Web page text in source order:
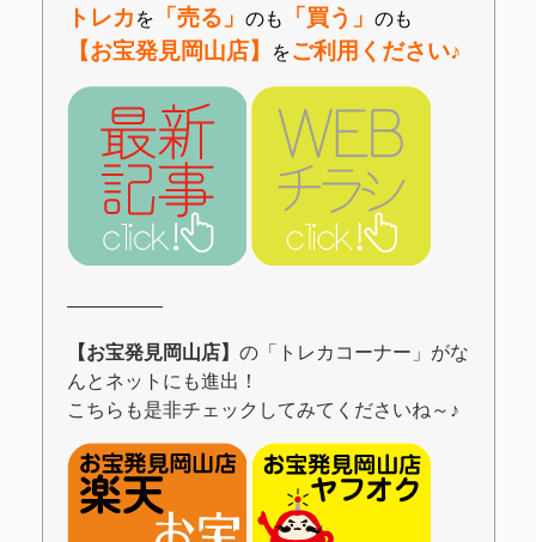
トレカ を 「売る」 のも 「買う」 のも
【お宝発見岡山店】 をご利用ください♪
―――――
【お宝発見岡山店】 の「トレカコーナー」がな
んとネットにも進出！
こちらも是非チェックしてみてくださいね～♪